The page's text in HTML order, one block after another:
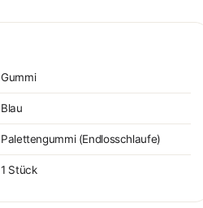
Gummi
Blau
Palettengummi (Endlosschlaufe)
1 Stück